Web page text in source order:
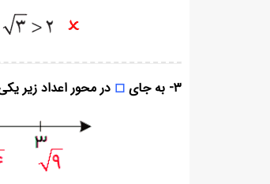
۳- به جای ◻ در محور اعداد زیر